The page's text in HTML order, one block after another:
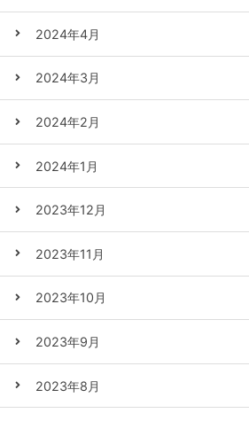
2024年4月
2024年3月
2024年2月
2024年1月
2023年12月
2023年11月
2023年10月
2023年9月
2023年8月